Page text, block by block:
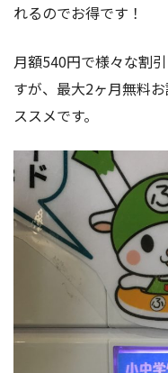
れるのでお得です！
月額540円で様々な割
すが、最大2ヶ月無料
ススメです。